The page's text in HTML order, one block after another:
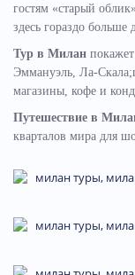
гостям «старый
здесь гораздо
Тур в Милан
Эммануэль, Ла-
магазины, кофе и
Путешествие в
кварталов мира для